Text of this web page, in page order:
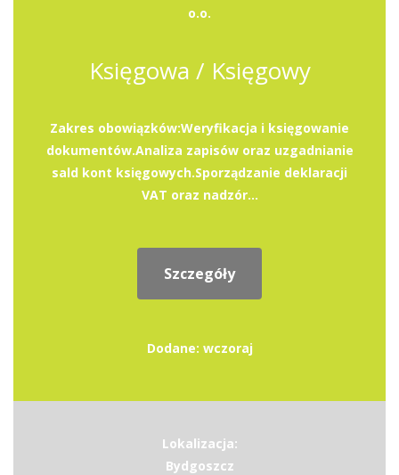
o.o.
Księgowa / Księgowy
Zakres obowiązków:Weryfikacja i księgowanie
dokumentów.Analiza zapisów oraz uzgadnianie
sald kont księgowych.Sporządzanie deklaracji
VAT oraz nadzór...
Szczegóły
Dodane: wczoraj
Lokalizacja:
Bydgoszcz